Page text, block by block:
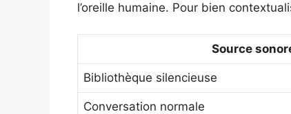
l’oreille humaine. Pour bien
Source
Bibliothèque silencieuse
Conversation normale